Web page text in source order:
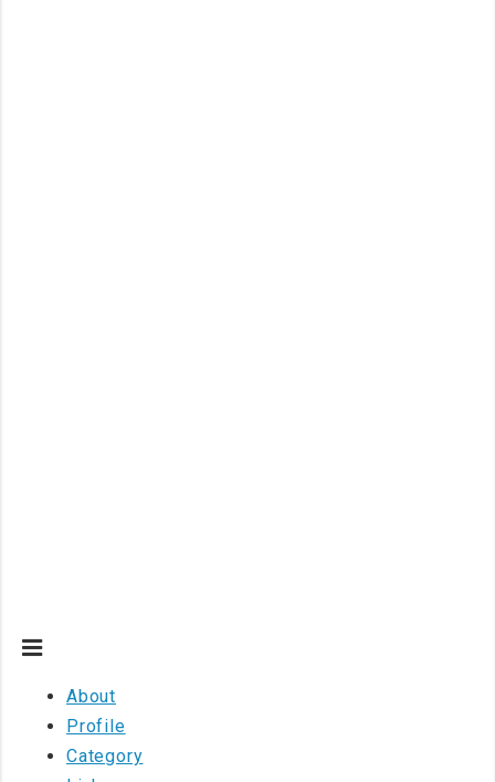
About
Profile
Category